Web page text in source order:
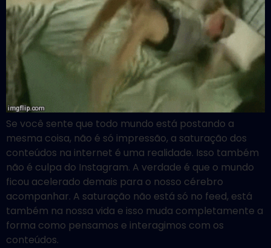
Se você sente que todo mundo está postando a
mesma coisa, não é só impressão, a saturação dos
conteúdos na internet é uma realidade. Isso também
não é culpa do Instagram. A verdade é que o mundo
ficou acelerado demais para o nosso cérebro
acompanhar. A saturação não está só no feed, está
também na nossa vida e isso muda completamente a
forma como pensamos e interagimos com os
conteúdos.